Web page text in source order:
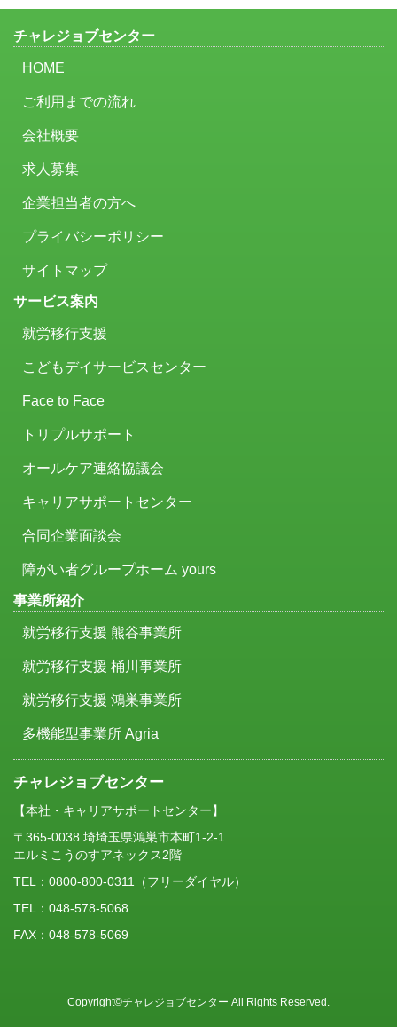
チャレジョブセンター
HOME
ご利用までの流れ
会社概要
求人募集
企業担当者の方へ
プライバシーポリシー
サイトマップ
サービス案内
就労移行支援
こどもデイサービスセンター
Face to Face
トリプルサポート
オールケア連絡協議会
キャリアサポートセンター
合同企業面談会
障がい者グループホーム yours
事業所紹介
就労移行支援 熊谷事業所
就労移行支援 桶川事業所
就労移行支援 鴻巣事業所
多機能型事業所 Agria
チャレジョブセンター
【本社・キャリアサポートセンター】
〒365-0038 埼埼玉県鴻巣市本町1-2-1
エルミこうのすアネックス2階
TEL： 0800-800-0311
（フリーダイヤル）
TEL：048-578-5068
FAX：048-578-5069
Copyright©チャレジョブセンター All Rights Reserved.